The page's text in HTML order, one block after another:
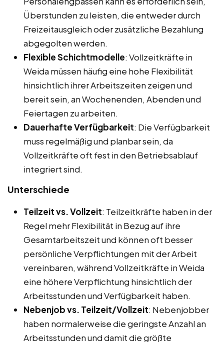
Überstunden zu leisten, die entweder durch
Freizeitausgleich oder zusätzliche Bezahlung
abgegolten werden.
Flexible Schichtmodelle: Vollzeitkräfte in
Weida müssen häufig eine hohe Flexibilität
hinsichtlich ihrer Arbeitszeiten zeigen und
bereit sein, an Wochenenden, Abenden und
Feiertagen zu arbeiten.
Dauerhafte Verfügbarkeit: Die Verfügbarkeit
muss regelmäßig und planbar sein, da
Vollzeitkräfte oft fest in den Betriebsablauf
integriert sind.
Unterschiede
Teilzeit vs. Vollzeit: Teilzeitkräfte haben in der
Regel mehr Flexibilität in Bezug auf ihre
Gesamtarbeitszeit und können oft besser
persönliche Verpflichtungen mit der Arbeit
vereinbaren, während Vollzeitkräfte in Weida
eine höhere Verpflichtung hinsichtlich der
Arbeitsstunden und Verfügbarkeit haben.
Nebenjob vs. Teilzeit/Vollzeit: Nebenjobber
haben normalerweise die geringste Anzahl an
Arbeitsstunden und damit die größte